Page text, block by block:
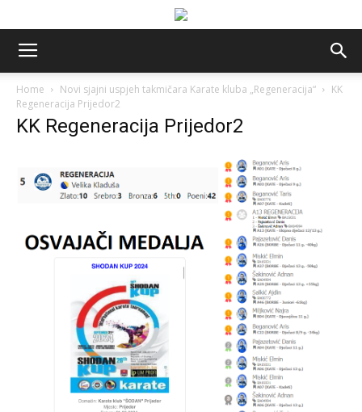
Home Novi sjajni uspjeh takmičara Karate kluba „Regeneracija“
KK
Regeneracija Prijedor2
KK Regeneracija Prijedor2